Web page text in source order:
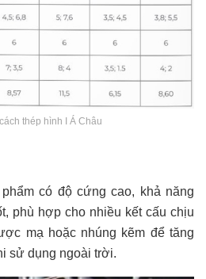
thép hình I Á Châu
có độ cứng cao, khả năng
phù hợp cho nhiều kết cấu chịu
mạ hoặc nhúng kẽm để tăng
sử dụng ngoài trời.